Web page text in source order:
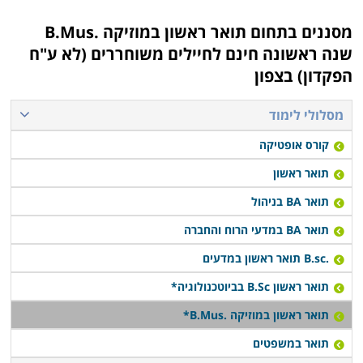
בהוראה, תורת הצליל, תיאוריה ואלתור.
הקורסים המתקדמים יותר כוללים לימודי התמחות. לדוגמה:
סדנאות כלי נשיפה, פיתוח קול, ניצוח מקהלה, ליווי ווקאלי,
הפקה, מוזיקה קאמרית וניתוח מוזיקאלי.
זמן לימודים
משך הלימודים המקובל להשלמת תואר ראשון במוסיקה הוא
שלוש שנים, בהתאם לתוכנית הלימודים ולהתמחות
המבוקשת. עם זאת, תואר שכולל גם תעודת הוראה עלול
לארוך 4 שנים, בשל הצורך בשנת לימודים להשלמת תעודת
הוראה.
תנאי קבלה
מעבר לתנאי הקבלה האקדמיים הכוללים תעודת בגרות וציון
פסיכומטרי מותאם, מועמדים חייבים לעבור גם ועדת קבלה
מסננים בתחום
תואר ראשון במוזיקה .B.Mus
שנה ראשונה חינם לחיילים משוחררים (לא ע"ח
הפקדון) בצפון
מסלולי לימוד
קורס אופטיקה
תואר ראשון
תואר BA בניהול
תואר BA במדעי הרוח והחברה
.B.sc תואר ראשון במדעים
תואר ראשון B.Sc בביוטכנולוגיה*
תואר ראשון במוזיקה .B.Mus*
תואר במשפטים